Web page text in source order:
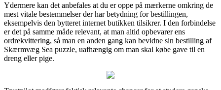
Ydermere kan det anbefales at du er oppe på mærkerne omkring de
mest vitale bestemmelser der har betydning for bestillingen,
eksempelvis den bytteret internet butikken tilsikrer. I den forbindelse
er det på samme måde relevant, at man altid opbevarer ens
ordrekvittering, så man en anden gang kan bevidne sin bestilling af
Skærmvæg Sea puzzle, uafhængig om man skal købe gave til en
dreng eller pige.